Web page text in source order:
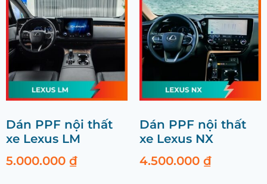
Dán PPF nội thất
xe Lexus LM
5.000.000 ₫
Dán PPF nội thất
xe Lexus NX
4.500.000 ₫